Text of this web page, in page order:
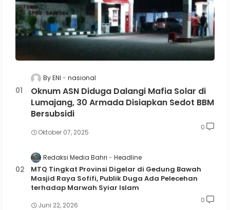
By ENI nasional
Oknum ASN Diduga Dalangi Mafia Solar di
Lumajang, 30 Armada Disiapkan Sedot BBM
Bersubsidi
Oktober 07, 2025
0
Redaksi Media Bahri Headline
MTQ Tingkat Provinsi Digelar di Gedung Bawah
Masjid Raya Sofifi, Publik Duga Ada Pelecehan
terhadap Marwah Syiar Islam
Juni 22, 2026
0